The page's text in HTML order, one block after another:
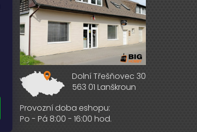
Dolní Třešňovec 30
563 01 Lanškroun
Provozní doba eshopu:
Po - Pá 8:00 - 16:00 hod.